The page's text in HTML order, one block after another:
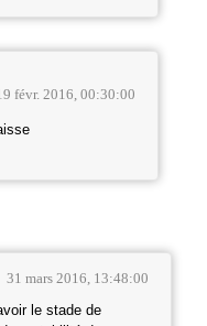
févr. 2016, 00:30:00
31 mars 2016, 13:48:00
le stade de